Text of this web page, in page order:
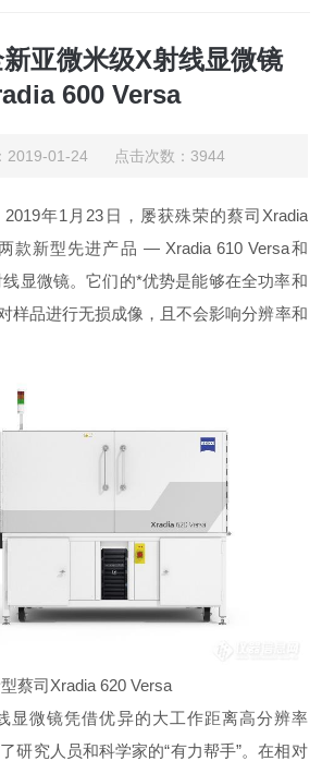
亚微米级X射线显微镜
600 Versa
2019-01-24 点击次数：3944
年1月23日，屡获殊荣的蔡司Xradia
款新型先进产品 — Xradia 610 Versa和
线显微镜。它们的*优势是能够在全功率和
样品进行无损成像，且不会影响分辨率和
蔡司Xradia 620 Versa
微镜凭借优异的大工作距离高分辨率
研究人员和科学家的“有力帮手”。在相对